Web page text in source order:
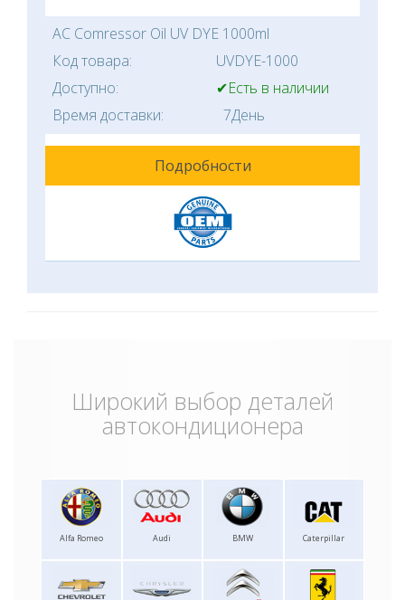
AC Comressor Oil UV DYE 1000ml
Код товара:
UVDYE-1000
Доступно:
✔Есть в наличии
Время доставки:
7День
Подробности
Широкий выбор деталей
автокондиционера
Alfa Romeo Audi BMW Caterpillar